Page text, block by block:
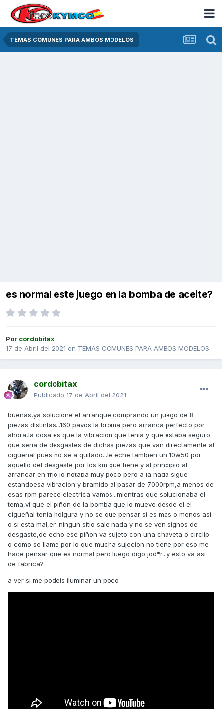
TEMAS COMUNES PARA AMBOS MODELOS
es normal este juego en la bomba de aceite?
Por cordobitax
17 de Abril del 2021 en TEMAS COMUNES PARA AMBOS MODELOS
cordobitax
Publicado 17 de Abril del 2021
buenas,ya solucione el arranque comprando un juego de 8
piezas distintas...160 pavos la broma pero arranca perfecto por
ahora,la cosa es que la vibracion que tenia y que estaba seguro
que seria de desgastes de dichas piezas que van directamente al
cigueñal pues no se a quitado...le eche tambien un 10w50 por
aquello del desgaste por los km que tiene y al principio al
arrancar en frio lo notaba muy poco pero a la nada sigue
estandoesa vibracion y bramido al pasar de 7000rpm,a menos de
esas rpm parece electrica vamos...mientras que solucionaba el
tema,vi que el piñon de la bomba que lo mueve desde el el
cigueñal tenia holgura y no se que pensar si es mas o menos asi
o si esta mal,en ningun sitio sale nada y no se ven signos de
desgaste,de echo ese piñon va sujeto con una chaveta o circlip
o como se llame por lo que mucha sujecion no tiene por eso me
hace pensar que es normal pero luego digo jod*r...y esto va asi
de fabrica?
a ver si me podeis iluminar un poco